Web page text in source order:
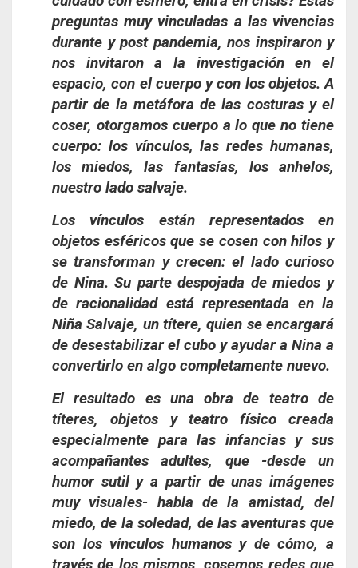
preguntas muy vinculadas a las vivencias
durante y post pandemia, nos inspiraron y
nos invitaron a la investigación en el
espacio, con el cuerpo y con los objetos. A
partir de la metáfora de las costuras y el
coser, otorgamos cuerpo a lo que no tiene
cuerpo: los vínculos, las redes humanas,
los miedos, las fantasías, los anhelos,
nuestro lado salvaje.
Los vínculos están representados en
objetos esféricos que se cosen con hilos y
se transforman y crecen: el lado curioso
de Nina. Su parte despojada de miedos y
de racionalidad está representada en la
Niña Salvaje, un títere, quien se encargará
de desestabilizar el cubo y ayudar a Nina a
convertirlo en algo completamente nuevo.
El resultado es una obra de teatro de
títeres, objetos y teatro físico creada
especialmente para las infancias y sus
acompañantes adultes, que -desde un
humor sutil y a partir de unas imágenes
muy visuales- habla de la amistad, del
miedo, de la soledad, de las aventuras que
son los vínculos humanos y de cómo, a